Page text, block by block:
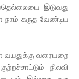
இடுவது
நாம் கருத வேண்டிய
வயதுக்கு வரையறை
நிலவி